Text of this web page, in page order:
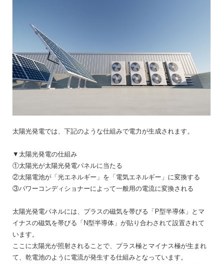
太陽光発電では、下記のような仕組みで電力が生成されます。
▼太陽光発電の仕組み
①太陽光が太陽光発電パネルに当たる
②太陽電池が「光エネルギー」を「電気エネルギー」に変換する
③パワーコンディショナーによって一般用の電流に変換される
太陽光発電パネルには、プラスの磁気を帯びる「P型半導体」とマ
イナスの磁気を帯びる「N型半導体」が貼り合わされて設置されて
います。
ここに太陽光が照射されることで、プラス極とマイナス極が生まれ
て、乾電池のように電流が発生する仕組みとなっています。